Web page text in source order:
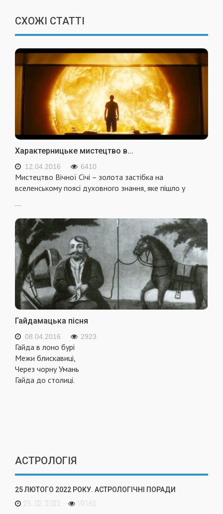
СХОЖІ СТАТТІ
Характерницьке мистецтво в...
12.04.2016 6410
Мистецтво Вiчної Сiчi – золота застiбка на
вселенському поясi духовного знання, яке пiшло у
Гайдамацька пісня
08.04.2016 2923
Гайда в лоно бурі
Межи блискавиці,
Через чорну Умань
Гайда до столиці.
АСТРОЛОГІЯ
25 ЛЮТОГО 2022 РОКУ. АСТРОЛОГІЧНІ ПОРАДИ
25. 02. 2022
19165